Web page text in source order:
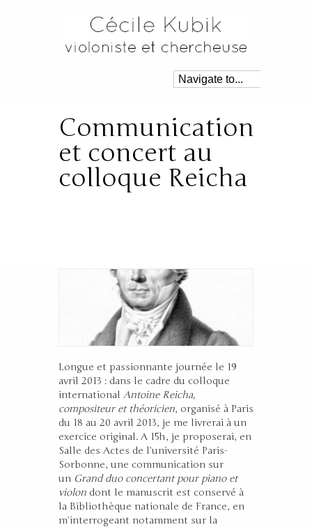
Communication
et concert au
colloque Reicha
Longue et passionnante journée le 19
avril 2013 : dans le cadre du colloque
international Antoine Reicha,
compositeur et théoricien, organisé à Paris
du 18 au 20 avril 2013, je me livrerai à un
exercice original. A 15h, je proposerai, en
Salle des Actes de l’université Paris-
Sorbonne, une communication sur
un Grand duo concertant pour piano et
violon dont le manuscrit est conservé à
la Bibliothèque nationale de France, en
m’interrogeant notamment sur la